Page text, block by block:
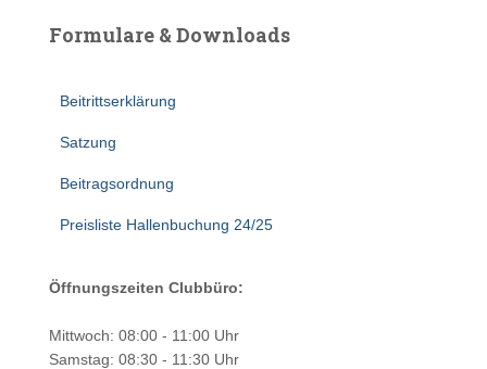
Formulare & Downloads
Beitrittserklärung
Satzung
Beitragsordnung
Preisliste Hallenbuchung 24/25
Öffnungszeiten Clubbüro:
Mittwoch: 08:00 - 11:00 Uhr
Samstag: 08:30 - 11:30 Uhr